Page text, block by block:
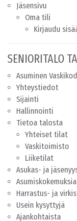
Jäsensivu
Oma tili
Kirjaudu
SENIORITALO
Asuminen
Yhteystiedot
Sijainti
Hallinnointi
Tietoa talosta
Yhteiset tilat
Vaskitoimisto
Liiketilat
Asukas- ja
Asumiskokemuksia
Harrastus- ja
Usein kysyttyjä
Ajankohtaista